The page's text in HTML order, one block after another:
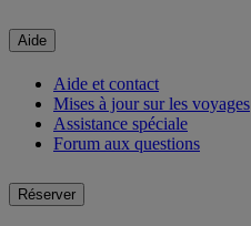
Aide
Aide et contact
Mises à jour sur les voyages
Assistance spéciale
Forum aux questions
Réserver